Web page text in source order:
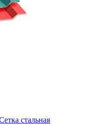
стальная